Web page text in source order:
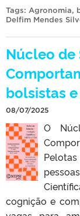
Tags: Agronomia,
Delfim Mendes
Núcleo de
bolsistas
08/07/2025
O
cognição e